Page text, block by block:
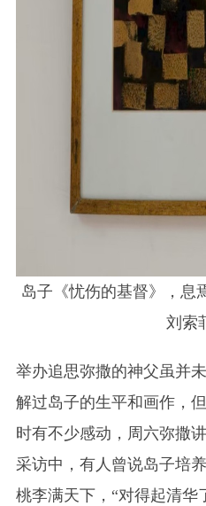
岛子《忧伤的基督》，息
刘索
举办追思弥撒的神父虽并
解过岛子的生平和画作，
时有不少感动，周六弥撒
采访中，有人曾说岛子培
桃李满天下，“对得起清华